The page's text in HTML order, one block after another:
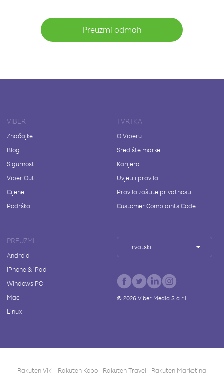
Preuzmi odmah
VIBER
Značajke
Blog
Sigurnost
Viber Out
Cijene
Podrška
TVRTKA
O Viberu
Središte marke
Karijera
Uvjeti i pravila
Pravila zaštite privatnosti
Customer Complaints Code
PREUZMI
Android
iPhone & iPad
Windows PC
Mac
Linux
Hrvatski
© 2026Viber Media S.à r.l.
Rakuten Viki Rakuten Kobo Rakuten Travel Rakuten Marketing